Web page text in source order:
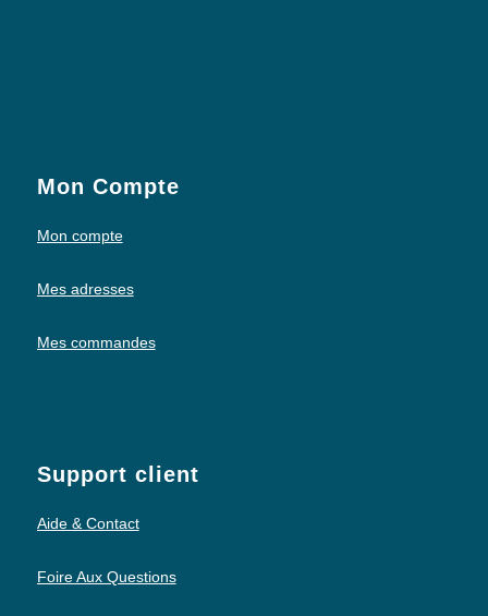
Mon Compte
Mon compte
Mes adresses
Mes commandes
Support client
Aide & Contact
Foire Aux Questions